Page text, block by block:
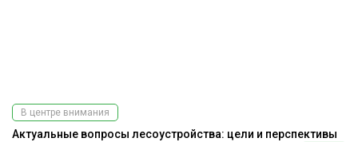
В центре внимания
Актуальные вопросы лесоустройства: цели и перспективы